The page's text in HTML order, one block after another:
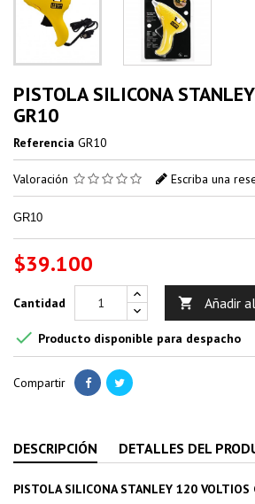
PISTOLA SILICONA
GR10
Referencia GR10
Valoración Escriba una
GR10
$39.100
Cantidad  Añadir
 Producto disponible para despacho
Compartir
DESCRIPCIÓN DETALLES DEL
PISTOLA SILICONA STANLEY 120 VOLTIOS